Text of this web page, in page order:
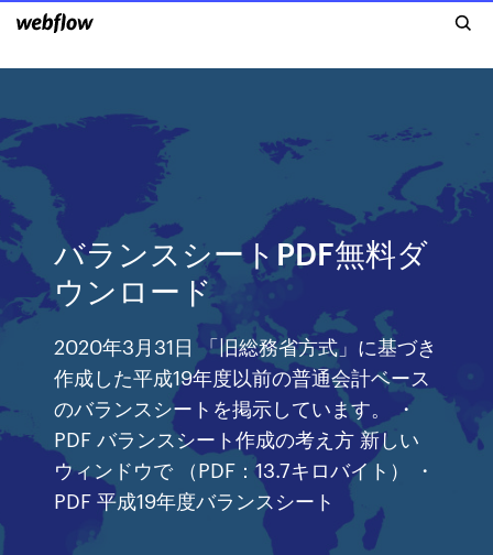
バランスシートPDF無料ダ
ウンロード
2020年3月31日 「旧総務省方式」に基づき
作成した平成19年度以前の普通会計ベース
のバランスシートを掲示しています。 ・
PDF バランスシート作成の考え方 新しい
ウィンドウで （PDF：13.7キロバイト） ・
PDF 平成19年度バランスシート